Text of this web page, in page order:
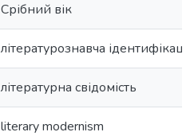
Срібний вік
літературознавча ідентифікація
літературна свідомість
literary modernism